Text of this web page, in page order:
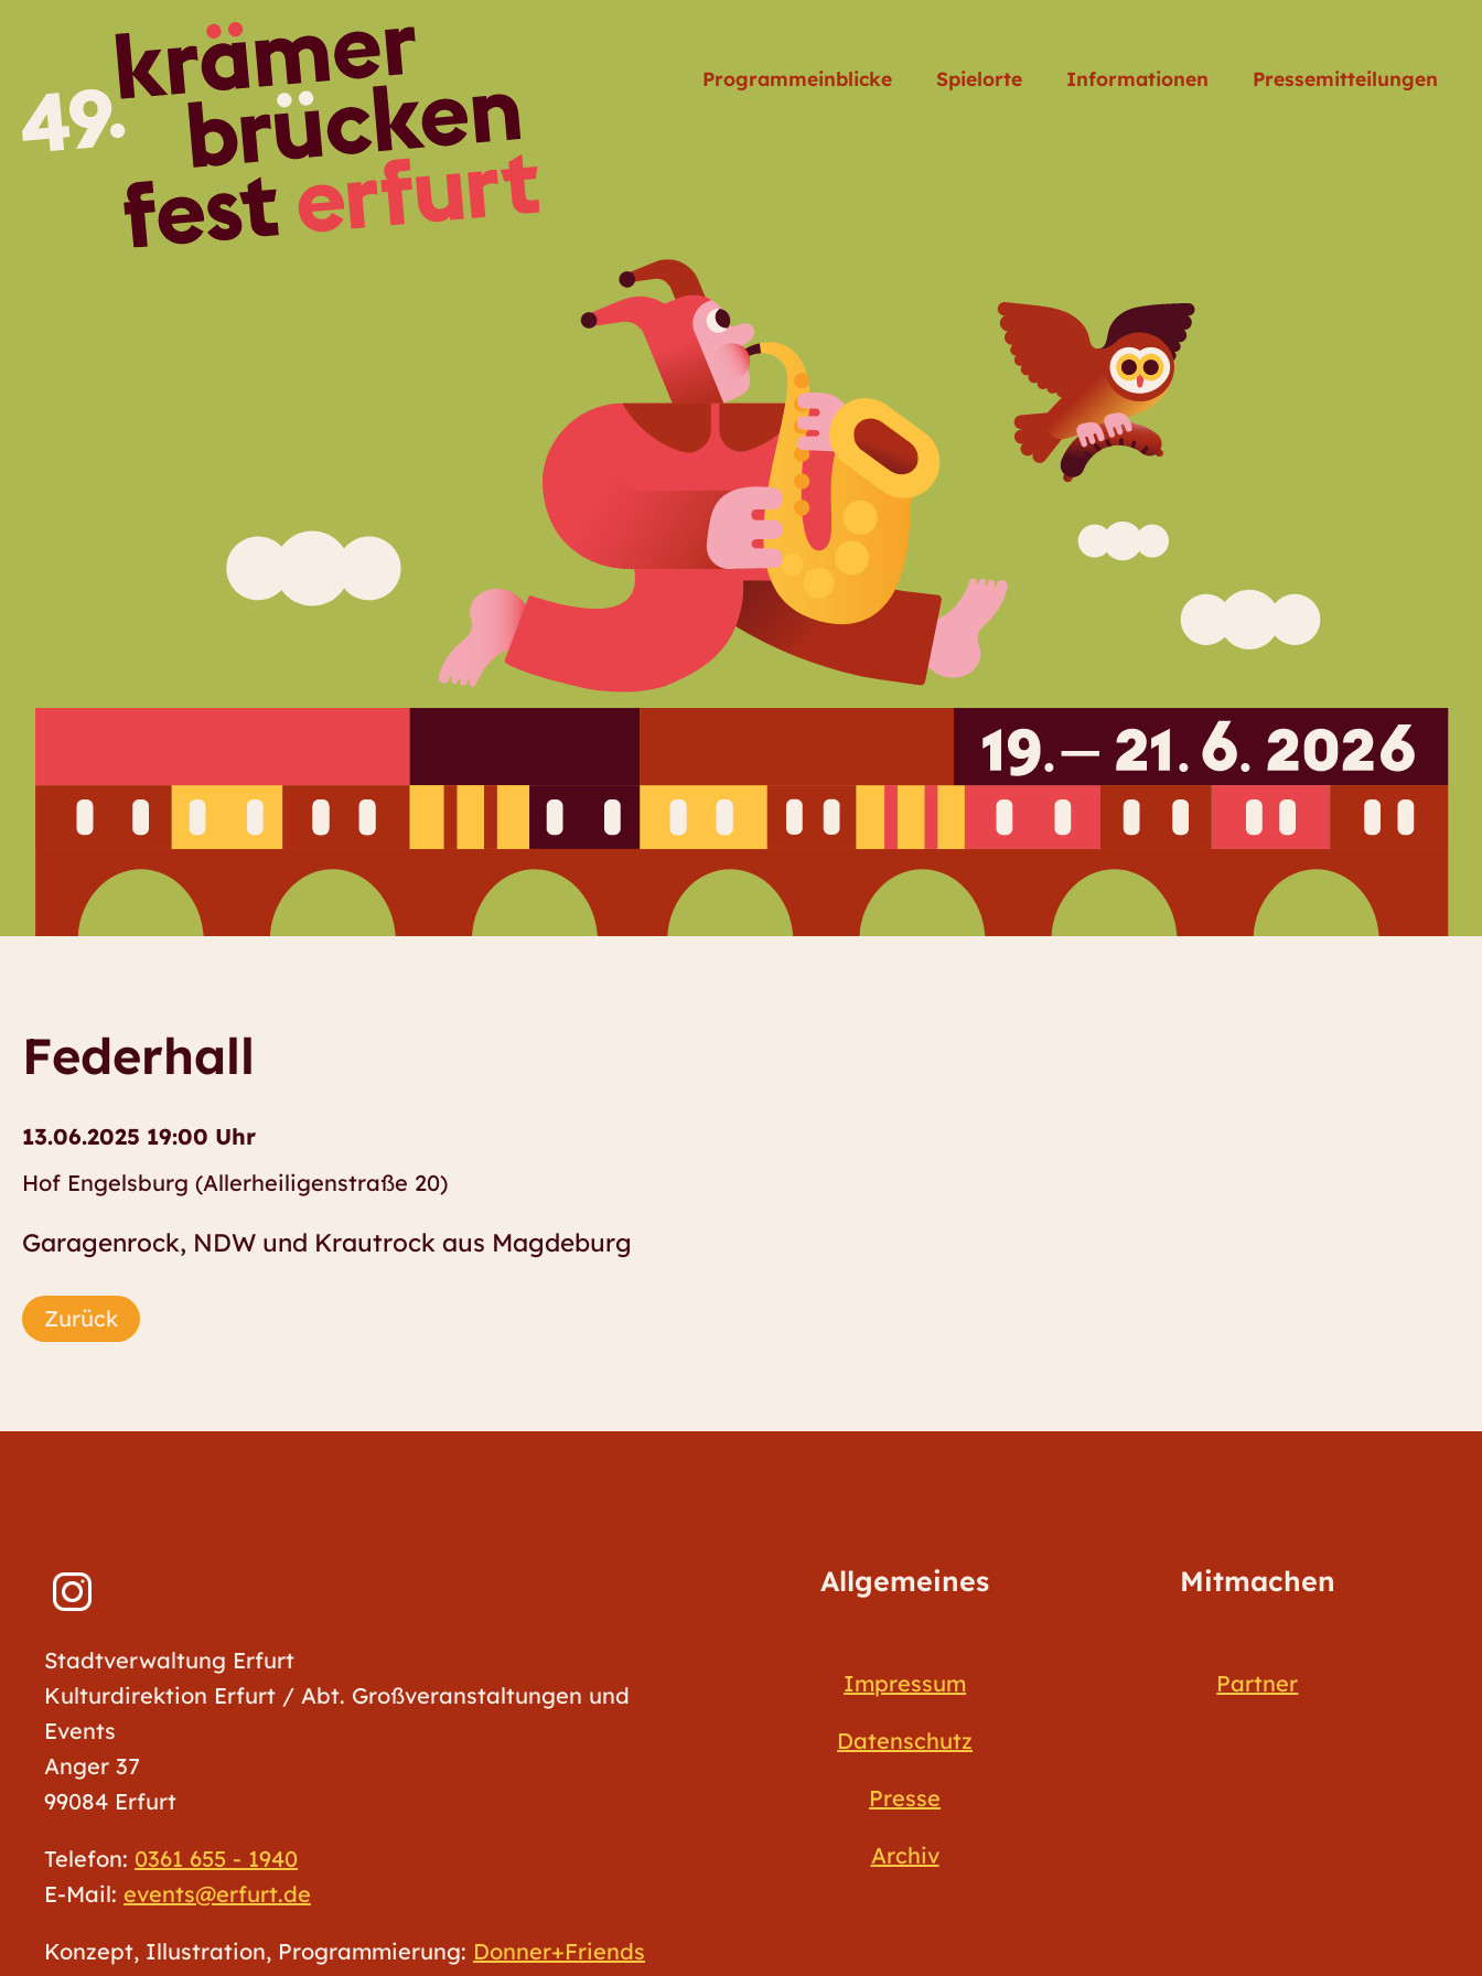
Programmeinblicke Spielorte Informationen Pressemitteilungen
Federhall
13.06.2025 19:00 Uhr
Hof Engelsburg (Allerheiligenstraße 20)
Garagenrock, NDW und Krautrock aus Magdeburg
Zurück
Stadtverwaltung Erfurt
Kulturdirektion Erfurt / Abt. Großveranstaltungen und
Events
Anger 37
99084 Erfurt
Telefon: 0361 655 - 1940
E-Mail: events@erfurt.de
Konzept, Illustration, Programmierung: Donner+Friends
Allgemeines
Impressum
Datenschutz
Presse
Archiv
Mitmachen
Partner